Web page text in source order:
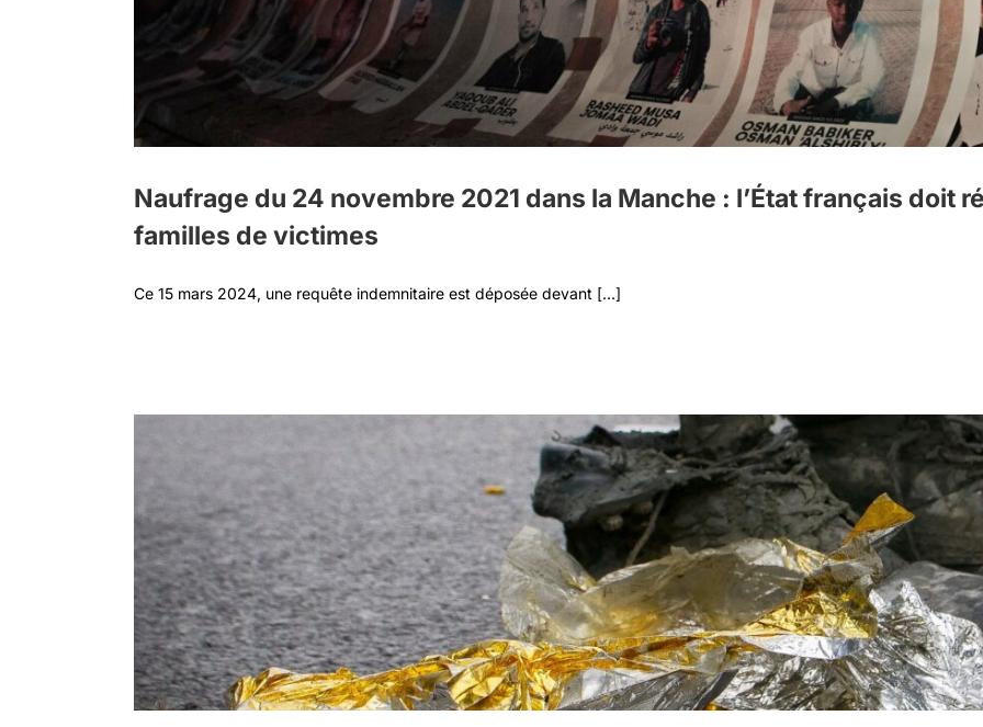
Naufrage du 24 novembre 2021 dans la Manche : l’État français doit
familles de victimes
Ce 15 mars 2024, une requête indemnitaire est déposée devant [...]